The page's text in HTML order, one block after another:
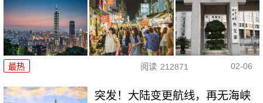
最热 阅读 212871 02-06
突发！大陆变更航线，再无海峡